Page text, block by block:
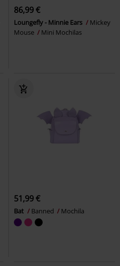
86,99 €
Loungefly - Minnie Ears
Mickey
Mouse
Mini Mochilas
51,99 €
Bat Banned Mochila